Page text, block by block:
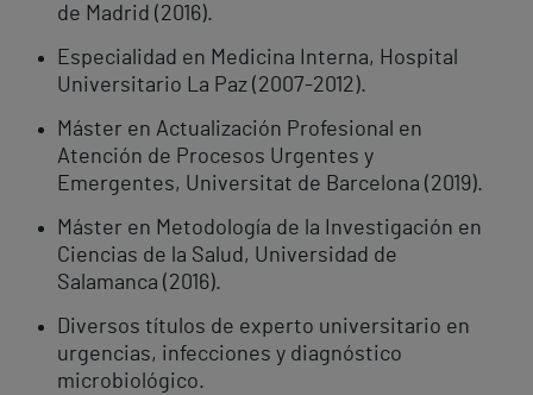
de Madrid (2016).
Especialidad en Medicina Interna, Hospital
Universitario La Paz (2007-2012).
Máster en Actualización Profesional en
Atención de Procesos Urgentes y
Emergentes, Universitat de Barcelona (2019).
Máster en Metodología de la Investigación en
Ciencias de la Salud, Universidad de
Salamanca (2016).
Diversos títulos de experto universitario en
urgencias, infecciones y diagnóstico
microbiológico.